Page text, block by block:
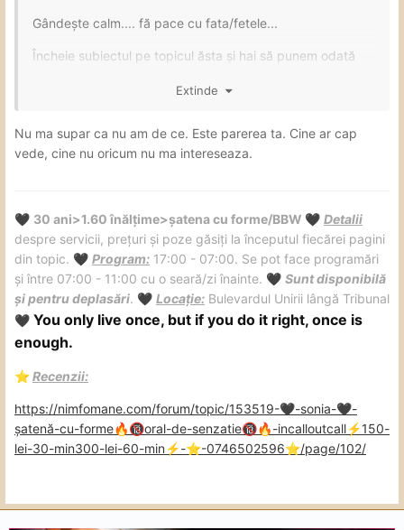
Gândește calm.... fă pace cu fata/fetele...
Încheie subiectul pe topicul ăsta și hai să punem odată
Lumea râde....și printre ei pot fi sau ar fi fost potențiali
vizitatori!
Dacă nu e loc de împăcare....ignore!
Extinde
Nu ma supar ca nu am de ce. Este parerea ta. Cine ar cap
vede, cine nu oricum nu ma intereseaza.
🖤 30 ani>1.60 înălțime>șatena cu forme/BBW 🖤 Detalii
despre servicii, prețuri și poze găsiți la începutul fiecărei pagini
din topic. 🖤 Program: 17:00 - 07:00. Se pot face programări
și între 07:00 - 11:00 cu o seară/zi înainte. 🖤 Sunt disponibilă
și pentru deplasări. 🖤 Locație: Bulevardul Unirii lângă Tribunal
🖤 You only live once, but if you do it right, once is
enough.
⭐Recenzii:
https://nimfomane.com/forum/topic/153519-🖤-sonia-🖤-
șatenă-cu-forme🔥🔞oral-de-senzatie🔞🔥-incalloutcall⚡️150-
lei-30-min300-lei-60-min ⚡️-⭐️-0746502596⭐️/page/102/